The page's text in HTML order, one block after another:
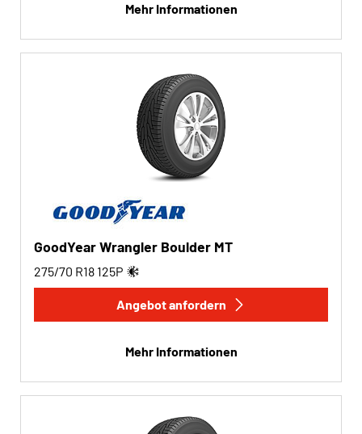
Mehr Informationen
GoodYear Wrangler Boulder MT
275/70 R18 125P
Angebot anfordern
Mehr Informationen